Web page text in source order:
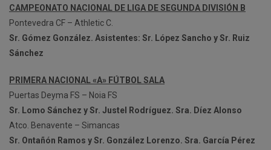
CAMPEONATO NACIONAL DE LIGA DE SEGUNDA DIVISIÓN B
Pontevedra CF – Athletic C.
Sr. Gómez González. Asistentes: Sr. López Sancho y Sr. Ruiz
Sánchez
PRIMERA NACIONAL «A» FÚTBOL SALA
Puertas Deyma FS – Noia FS
Sr. Lomo Sánchez y Sr. Justel Rodríguez. Sra. Díez Alonso
Atco. Benavente – Simancas
Sr. Ontañón Ramos y Sr. González Lorenzo. Sra. García Pérez